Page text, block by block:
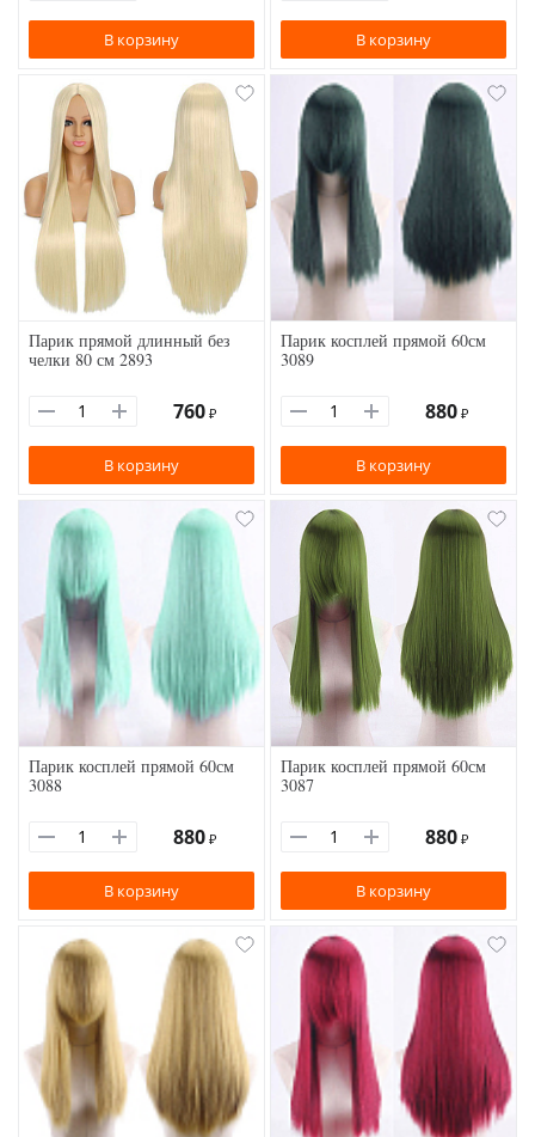
В корзину В корзину
Парик прямой длинный без
челки 80 см 2893
760 ₽
В корзину
Парик косплей прямой 60см
3089
880 ₽
В корзину
Парик косплей прямой 60см
3088
880 ₽
В корзину
Парик косплей прямой 60см
3087
880 ₽
В корзину